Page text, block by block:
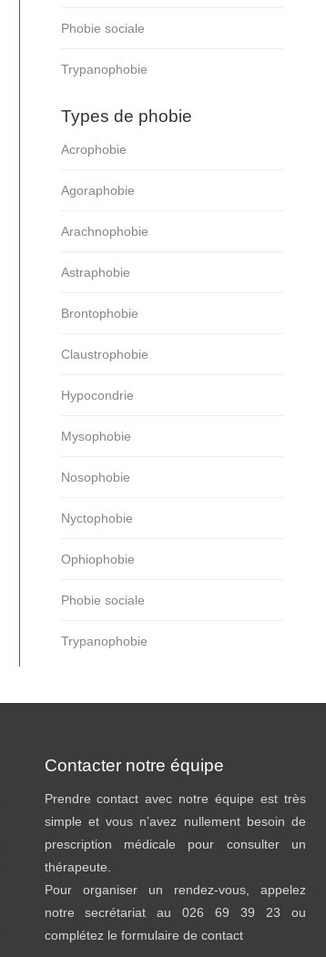
Phobie sociale
Trypanophobie
Types de phobie
Acrophobie
Agoraphobie
Arachnophobie
Astraphobie
Brontophobie
Claustrophobie
Hypocondrie
Mysophobie
Nosophobie
Nyctophobie
Ophiophobie
Phobie sociale
Trypanophobie
Contacter notre équipe
Prendre contact avec notre équipe est très
simple et vous n’avez nullement besoin de
prescription médicale pour consulter un
thérapeute.
Pour organiser un rendez-vous, appelez
notre secrétariat au 026 69 39 23 ou
complétez le formulaire de contact